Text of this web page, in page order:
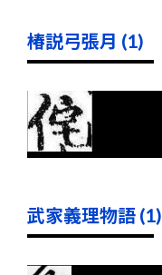
椿説弓張月 (1)
武家義理物語 (1)